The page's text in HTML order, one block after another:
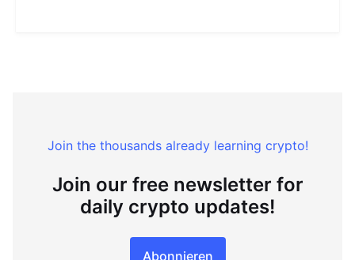
Join the thousands already learning crypto!
Join our free newsletter for
daily crypto updates!
Abonnieren